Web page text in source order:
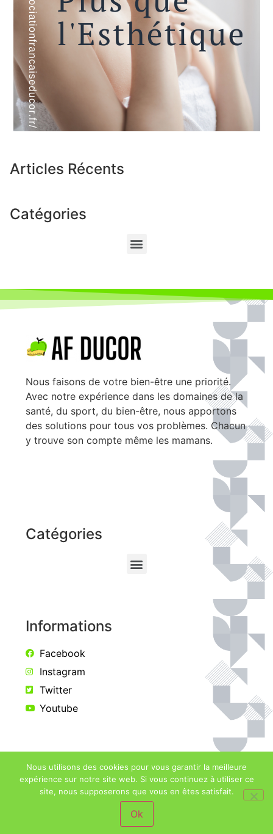
Articles Récents
Catégories
Nous faisons de votre bien-être une priorité.
Avec notre expérience dans les domaines de la
santé, du sport, du bien-être, nous apportons
des solutions pour tous vos problèmes. Chacun
y trouve son compte même les mamans.
Catégories
Informations
Facebook
Instagram
Twitter
Youtube
Copyright © 2021 Tous droits réservés Association
Française Ducor
Nous utilisons des cookies pour vous garantir la meilleure
expérience sur notre site web. Si vous continuez à utiliser ce
site, nous supposerons que vous en êtes satisfait.
Ok